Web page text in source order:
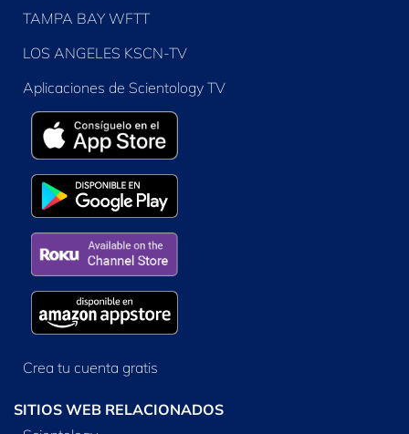
TAMPA BAY WFTT
LOS ANGELES KSCN-TV
Aplicaciones de Scientology TV
Crea tu cuenta gratis
SITIOS WEB RELACIONADOS